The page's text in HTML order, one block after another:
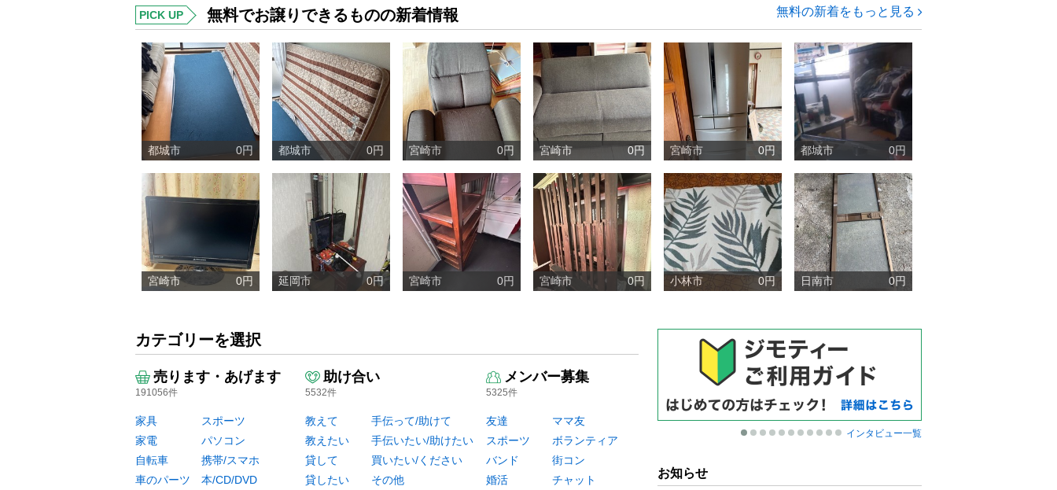
PICK UP 無料でお譲りできるものの新着情報 無料の新着をもっと見る
都城市 0円 都城市 0円 宮崎市 0円 宮崎市 0円 宮崎市 0円 都城市 0円
宮崎市 0円 延岡市 0円 宮崎市 0円 宮崎市 0円 小林市 0円 日南市 0円
カテゴリーを選択
売ります・あげます
191056件
家具
家電
自転車
車のパーツ
スポーツ
パソコン
携帯/スマホ
本/CD/DVD
助け合い
5532件
教えて
教えたい
貸して
貸したい
手伝って/助けて
手伝いたい/助けたい
買いたい/ください
その他
メンバー募集
5325件
友達
スポーツ
バンド
婚活
ママ友
ボランティア
街コン
チャット
インタビュー一覧
お知らせ